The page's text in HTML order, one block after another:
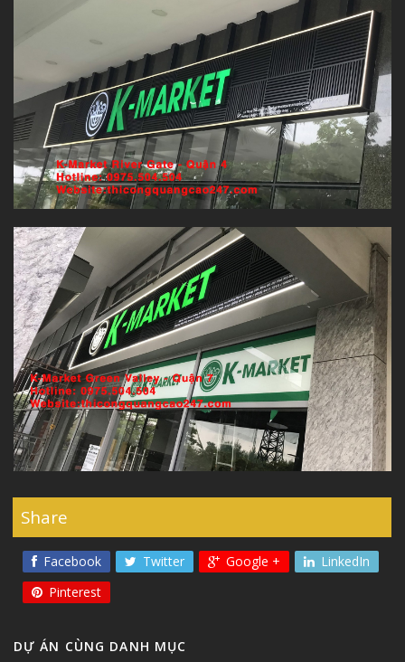
Share
Facebook Twitter Google +
LinkedIn
Pinterest
DỰ ÁN CÙNG DANH MỤC